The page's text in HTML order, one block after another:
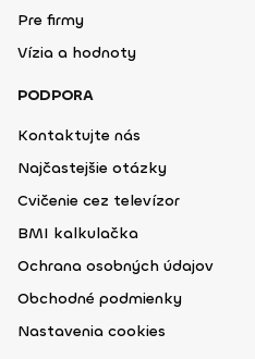
Pre firmy
Vízia a hodnoty
PODPORA
Kontaktujte nás
Najčastejšie otázky
Cvičenie cez televízor
BMI kalkulačka
Ochrana osobných údajov
Obchodné podmienky
Nastavenia cookies